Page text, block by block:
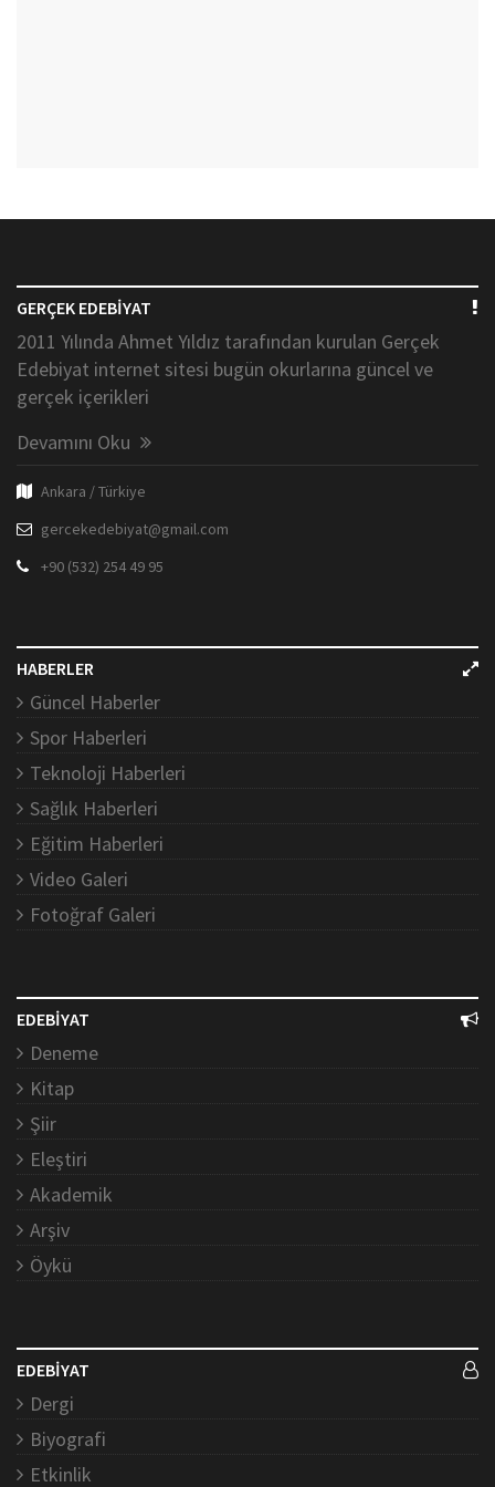
GERÇEK EDEBİYAT
2011 Yılında Ahmet Yıldız tarafından kurulan Gerçek
Edebiyat internet sitesi bugün okurlarına güncel ve
gerçek içerikleri
Devamını Oku
Ankara / Türkiye
gercekedebiyat@gmail.com
+90 (532) 254 49 95
HABERLER
Güncel Haberler
Spor Haberleri
Teknoloji Haberleri
Sağlık Haberleri
Eğitim Haberleri
Video Galeri
Fotoğraf Galeri
EDEBİYAT
Deneme
Kitap
Şiir
Eleştiri
Akademik
Arşiv
Öykü
EDEBİYAT
Dergi
Biyografi
Etkinlik